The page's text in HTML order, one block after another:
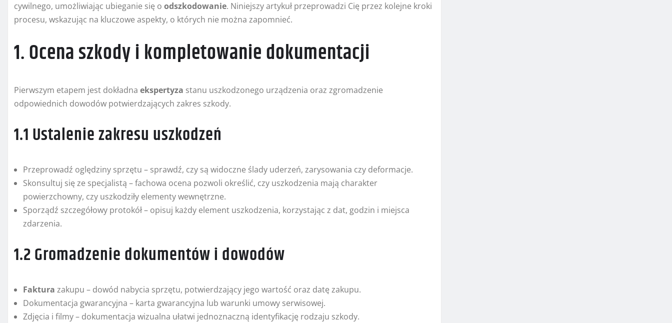
cywilnego, umożliwiając ubieganie się o odszkodowanie. Niniejszy artykuł przeprowadzi Cię przez kolejne kroki
procesu, wskazując na kluczowe aspekty, o których nie można zapomnieć.
1. Ocena szkody i kompletowanie dokumentacji
Pierwszym etapem jest dokładna ekspertyza stanu uszkodzonego urządzenia oraz zgromadzenie
odpowiednich dowodów potwierdzających zakres szkody.
1.1 Ustalenie zakresu uszkodzeń
Przeprowadź oględziny sprzętu – sprawdź, czy są widoczne ślady uderzeń, zarysowania czy deformacje.
Skonsultuj się ze specjalistą – fachowa ocena pozwoli określić, czy uszkodzenia mają charakter
powierzchowny, czy uszkodziły elementy wewnętrzne.
Sporządź szczegółowy protokół – opisuj każdy element uszkodzenia, korzystając z dat, godzin i miejsca
zdarzenia.
1.2 Gromadzenie dokumentów i dowodów
Faktura zakupu – dowód nabycia sprzętu, potwierdzający jego wartość oraz datę zakupu.
Dokumentacja gwarancyjna – karta gwarancyjna lub warunki umowy serwisowej.
Zdjęcia i filmy – dokumentacja wizualna ułatwi jednoznaczną identyfikację rodzaju szkody.